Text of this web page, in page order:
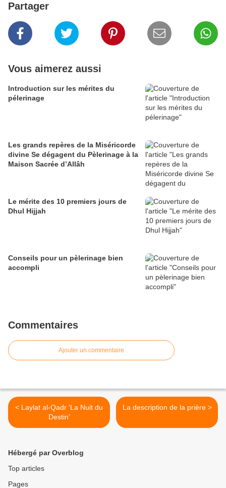
Partager
Vous aimerez aussi
Introduction sur les mérites du
pélerinage
Les grands repères de la Miséricorde
divine Se dégagent du Pèlerinage à la
Maison Sacrée d’Allâh
Le mérite des 10 premiers jours de
Dhul Hijjah
Conseils pour un pèlerinage bien
accompli
Commentaires
Ajouter un commentaire
< Laylat al-Qadr 'La Nuit du
Destin'
La description de la prière >
Hébergé par Overblog
Top articles
Pages